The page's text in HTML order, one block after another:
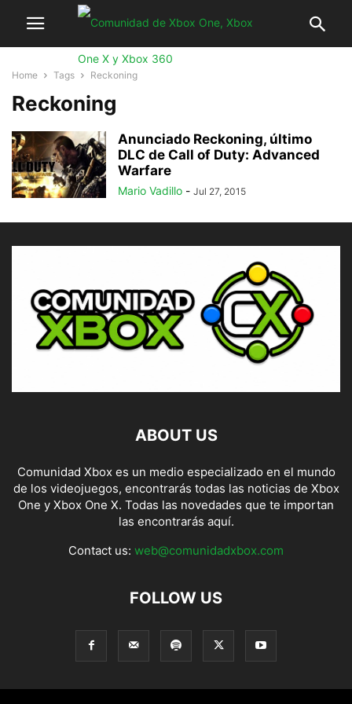
Home Tags Reckoning
Reckoning
Anunciado Reckoning, último
DLC de Call of Duty: Advanced
Warfare
Mario Vadillo - Jul 27, 2015
ABOUT US
Comunidad Xbox es un medio especializado en el mundo
de los videojuegos, encontrarás todas las noticias de Xbox
One y Xbox One X. Todas las novedades que te importan
las encontrarás aquí.
Contact us: web@comunidadxbox.com
FOLLOW US